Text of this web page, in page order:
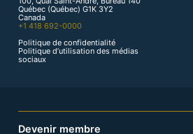
Québec (Québec) G1K 3Y2
Canada
+1 418 692-0000
Politique de confidentialité
Politique d’utilisation des médias
sociaux
Devenir membre